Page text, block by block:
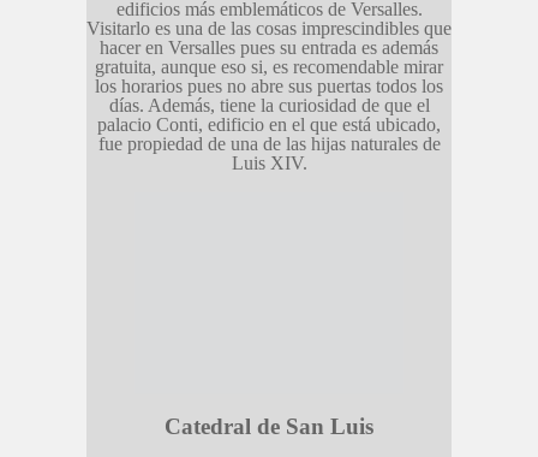
edificios más emblemáticos de Versalles.
Visitarlo es una de las cosas imprescindibles que
hacer en Versalles pues su entrada es además
gratuita, aunque eso si, es recomendable mirar
los horarios pues no abre sus puertas todos los
días. Además, tiene la curiosidad de que el
palacio Conti, edificio en el que está ubicado,
fue propiedad de una de las hijas naturales de
Luis XIV.
Catedral de San Luis